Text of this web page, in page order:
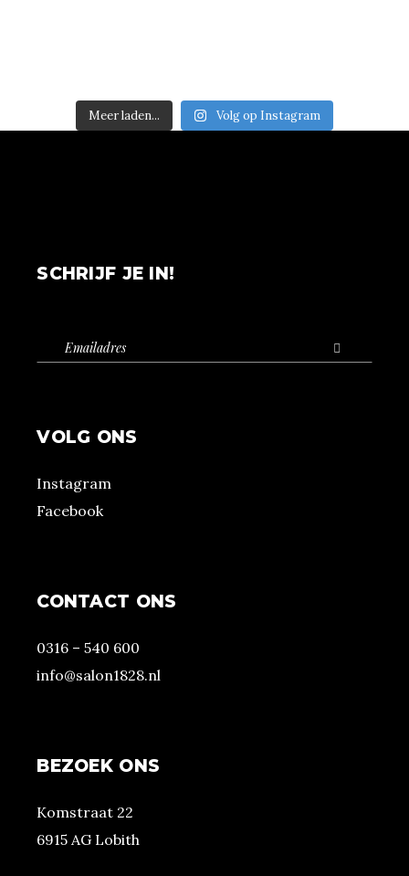
Meer laden... Volg op Instagram
SCHRIJF JE IN!
VOLG ONS
Instagram
Facebook
CONTACT ONS
0316 – 540 600
info@salon1828.nl
BEZOEK ONS
Komstraat 22
6915 AG Lobith